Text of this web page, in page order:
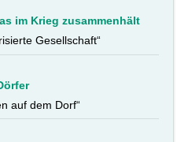
im Krieg zusammenhält
Gesellschaft“
auf dem Dorf“